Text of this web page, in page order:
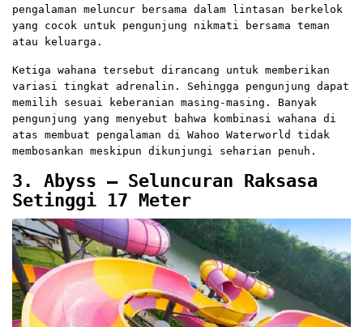
pengalaman meluncur bersama dalam lintasan berkelok
yang cocok untuk pengunjung nikmati bersama teman
atau keluarga.
Ketiga wahana tersebut dirancang untuk memberikan
variasi tingkat adrenalin. Sehingga pengunjung dapat
memilih sesuai keberanian masing-masing. Banyak
pengunjung yang menyebut bahwa kombinasi wahana di
atas membuat pengalaman di Wahoo Waterworld tidak
membosankan meskipun dikunjungi seharian penuh.
3. Abyss – Seluncuran Raksasa
Setinggi 17 Meter